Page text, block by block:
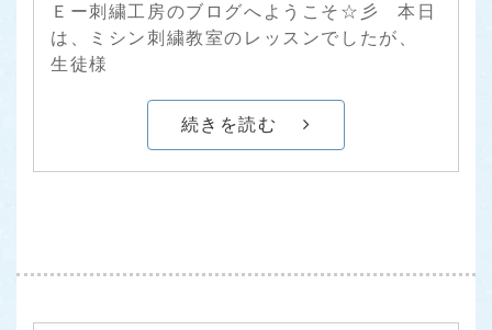
Ｅー刺繍工房のブログへようこそ☆彡 本日
は、ミシン刺繍教室のレッスンでしたが、
生徒様
続きを読む